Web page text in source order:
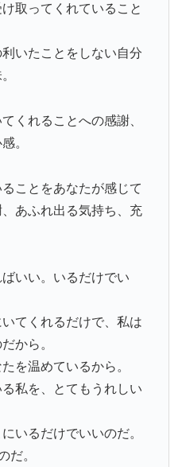
取ってくれていること
いたことをしない自分
くれることへの感謝、
。
ことをあなたが感じて
あふれ出る気持ち、充
いい。いるだけでい
てくれるだけで、私は
から。
を温めているから。
私を、とてもうれしい
いるだけでいいのだ。
だ。